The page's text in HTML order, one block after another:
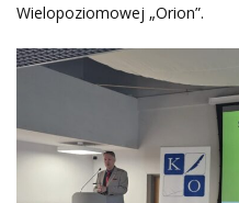
Wielopoziomowej „Orion”.